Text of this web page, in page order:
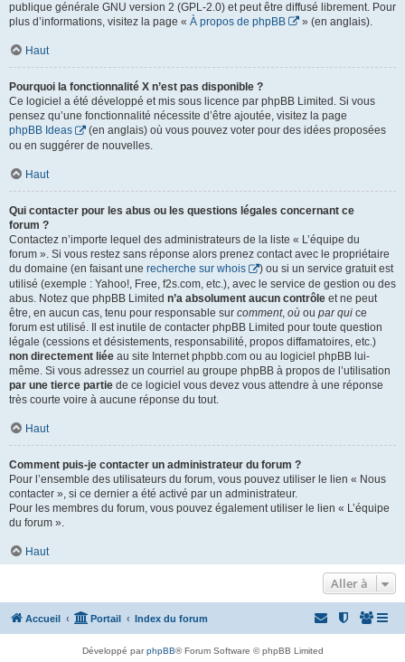
publique générale GNU version 2 (GPL-2.0) et peut être diffusé librement. Pour
plus d’informations, visitez la page « À propos de phpBB » (en anglais).
Haut
Pourquoi la fonctionnalité X n’est pas disponible ?
Ce logiciel a été développé et mis sous licence par phpBB Limited. Si vous
pensez qu’une fonctionnalité nécessite d’être ajoutée, visitez la page
phpBB Ideas
(en anglais) où vous pouvez voter pour des idées proposées
ou en suggérer de nouvelles.
Haut
Qui contacter pour les abus ou les questions légales concernant ce
forum ?
Contactez n’importe lequel des administrateurs de la liste « L’équipe du
forum ». Si vous restez sans réponse alors prenez contact avec le propriétaire
du domaine (en faisant une recherche sur whois
) ou si un service gratuit est
utilisé (exemple : Yahoo!, Free, f2s.com, etc.), avec le service de gestion ou des
abus. Notez que phpBB Limited n’a absolument aucun contrôle et ne peut
être, en aucun cas, tenu pour responsable sur comment, où ou par qui ce
forum est utilisé. Il est inutile de contacter phpBB Limited pour toute question
légale (cessions et désistements, responsabilité, propos diffamatoires, etc.)
non directement liée au site Internet phpbb.com ou au logiciel phpBB lui-
même. Si vous adressez un courriel au groupe phpBB à propos de l’utilisation
par une tierce partie de ce logiciel vous devez vous attendre à une réponse
très courte voire à aucune réponse du tout.
Haut
Comment puis-je contacter un administrateur du forum ?
Pour l’ensemble des utilisateurs du forum, vous pouvez utiliser le lien « Nous
contacter », si ce dernier a été activé par un administrateur.
Pour les membres du forum, vous pouvez également utiliser le lien « L’équipe
du forum ».
Haut
Aller à
Accueil Portail Index du forum
Développé parphpBB® Forum Software © phpBB Limited